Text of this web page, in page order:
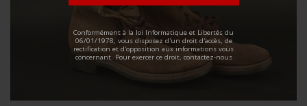
Conformément à la loi Informatique et Libertés du
06/01/1978, vous disposez d'un droit d'accès, de
rectification et d'opposition aux informations vous
concernant. Pour exercer ce droit, contactez-nous